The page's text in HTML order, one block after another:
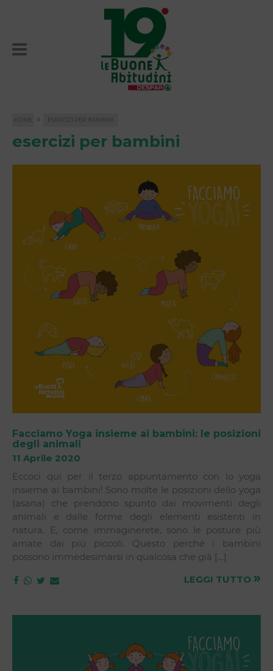
HOME » ESERCIZI PER BAMBINI
esercizi per bambini
Facciamo Yoga insieme ai bambini: le posizioni
degli animali
11 Aprile 2020
Eccoci qui per il terzo appuntamento con lo yoga
insieme ai bambini! Sono molte le posizioni dello yoga
(asana) che prendono spunto dai movimenti degli
animali e dalle forme degli elementi esistenti in
natura. E, come immaginerete, sono le posture più
amate dai più piccoli. Questo perché i bambini
possono immedesimarsi in qualcosa che già […]
LEGGI TUTTO »